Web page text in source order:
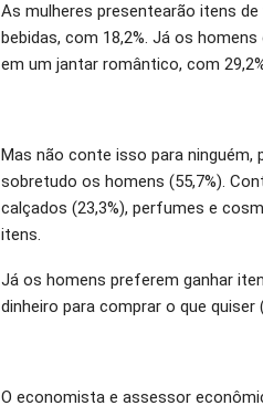
As mulheres presentearão itens
bebidas, com 18,2%. Já os
em um jantar romântico, com
Mas não conte isso para ninguém,
sobretudo os homens (55,7%).
calçados (23,3%), perfumes e
itens.
Já os homens preferem ganhar
dinheiro para comprar o que quiser
O economista e assessor